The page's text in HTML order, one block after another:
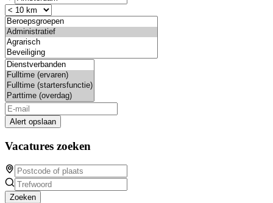
Alert opslaan
Vacatures zoeken
Zoeken